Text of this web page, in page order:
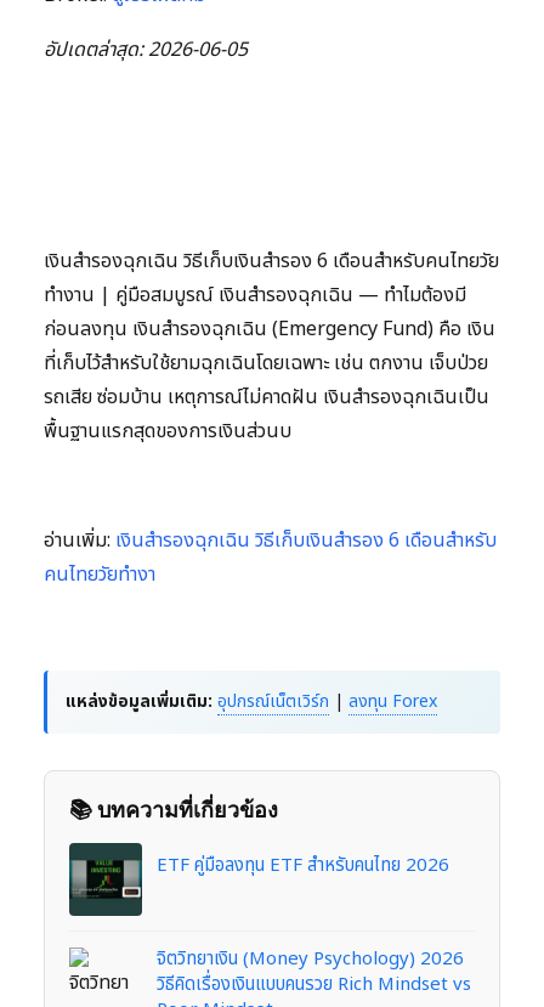
อัปเดตล่าสุด: 2026-06-05
เงินสำรองฉุกเฉิน วิธีเก็บเงินสำรอง 6 เดือนสำหรับคนไทยวัย
ทำงาน | คู่มือสมบูรณ์ เงินสำรองฉุกเฉิน — ทำไมต้องมี
ก่อนลงทุน เงินสำรองฉุกเฉิน (Emergency Fund) คือ เงิน
ที่เก็บไว้สำหรับใช้ยามฉุกเฉินโดยเฉพาะ เช่น ตกงาน เจ็บป่วย
รถเสีย ซ่อมบ้าน เหตุการณ์ไม่คาดฝัน เงินสำรองฉุกเฉินเป็น
พื้นฐานแรกสุดของการเงินส่วนบ
อ่านเพิ่ม: เงินสำรองฉุกเฉิน วิธีเก็บเงินสำรอง 6 เดือนสำหรับ
คนไทยวัยทำงา
แหล่งข้อมูลเพิ่มเติม: อุปกรณ์เน็ตเวิร์ก | ลงทุน Forex
📚 บทความที่เกี่ยวข้อง
ETF คู่มือลงทุน ETF สำหรับคนไทย 2026
จิตวิทยาเงิน (Money Psychology) 2026
วิธีคิดเรื่องเงินแบบคนรวย Rich Mindset vs